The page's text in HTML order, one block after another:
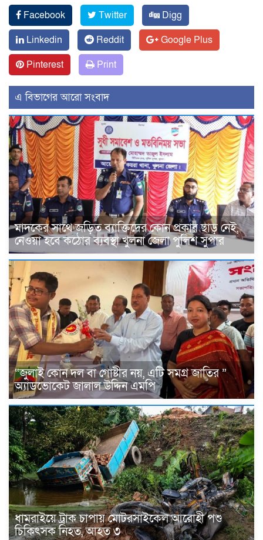
Facebook Twitter
Digg
Linkedin
Reddit
Google Plus
Pinterest
Print
এ বিভাগের আরো সংবাদ
মাদকের সাথে জড়িত ব্যাক্তিদের কোন প্রকার ছাড় নেই,
নেওয়া হবে কঠোর ব্যবস্থা খুলনা জেলা পুলিশ সুপার
“জুলাই কোন দল বা গোষ্টীর নয়, এটি সমগ্র জাতির ”
অ্যাডভোকেট জালাল উদ্দিন এমপি
ধামরাইয়ে ট্রাক চাপায় মোটরসাইকেল আরোহী পশু
চিকিৎসক নিহত, আহত ৩